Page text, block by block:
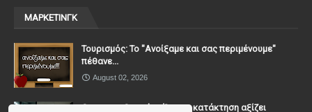
ΜΑΡΚΕΤΙΝΓΚ
Τουρισμός: Το "Ανοίξαμε και σας περιμένουμε"
πέθανε...
August 02, 2026
Casanova Complex: Όταν η κατάκτηση αξίζει